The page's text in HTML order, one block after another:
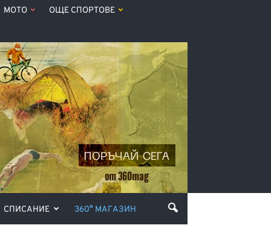
МОТО ОЩЕ СПОРТОВЕ
СПИСАНИЕ 360° МАГАЗИН